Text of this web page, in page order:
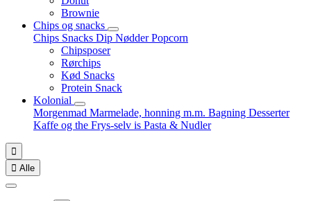
Brownie
Chips og snacks
Chips Snacks Dip NødderPopcorn
Chipsposer
Rørchips
Kød Snacks
Protein Snack
Kolonial
Morgenmad Marmelade, honning m.m. Bagning Desserter
Kaffe og the Frys-selv is Pasta & Nudler

 Alle